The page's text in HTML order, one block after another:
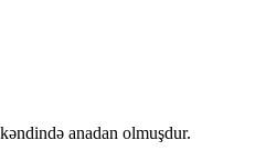
anadan olmuşdur.